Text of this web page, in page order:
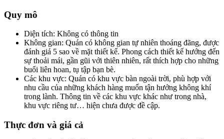
Quy mô
Diện tích: Không có thông tin
Không gian: Quán có không gian tự nhiên thoáng đãng, được
đánh giá 5 sao về mặt thiết kế. Phong cách thiết kế hướng đến
sự thoải mái, gần gũi với thiên nhiên, rất thích hợp cho những
buổi liên hoan, tụ tập bạn bè.
Các khu vực: Quán có khu vực bàn ngoài trời, phù hợp với
nhu cầu của những khách hàng muốn tận hưởng không khí
trong lành. Thông tin về các khu vực khác như trong nhà,
khu vực riêng tư… hiện chưa được đề cập.
Thực đơn và giá cả